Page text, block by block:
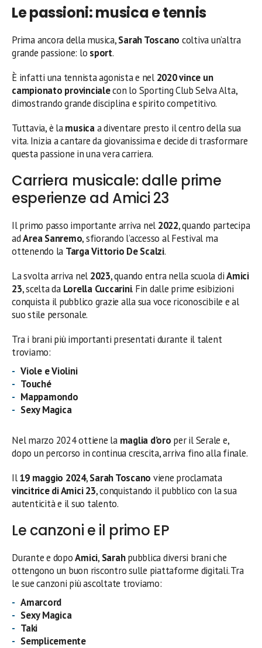
Le passioni: musica e tennis
Prima ancora della musica,Sarah Toscano coltiva un’altra
grande passione: lo sport.
È infatti una tennista agonista e nel 2020 vince un
campionato provincialecon lo Sporting Club Selva Alta,
dimostrando grande disciplina e spirito competitivo.
Tuttavia, è lamusicaa diventare presto il centro della sua
vita. Inizia a cantare da giovanissima e decide di trasformare
questa passione in una vera carriera.
Carriera musicale: dalle prime
esperienze ad Amici 23
Il primo passo importante arriva nel 2022, quando partecipa
adArea Sanremo, sfiorando l’accesso al Festival ma
ottenendo la Targa Vittorio De Scalzi.
La svolta arriva nel 2023, quando entra nella scuola diAmici
23, scelta da Lorella Cuccarini. Fin dalle prime esibizioni
conquista il pubblico grazie alla sua voce riconoscibile e al
suo stile personale.
Tra i brani più importanti presentati durante il talent
troviamo:
Viole e Violini
Touché
Mappamondo
Sexy Magica
Nel marzo 2024 ottiene la maglia d’oro per il Serale e,
dopo un percorso in continua crescita, arriva fino alla finale.
Il19 maggio 2024,Sarah Toscano viene proclamata
vincitrice di Amici 23, conquistando il pubblico con la sua
autenticità e il suo talento.
Le canzoni e il primo EP
Durante e dopoAmici, Sarahpubblica diversi brani che
ottengono un buon riscontro sulle piattaforme digitali. Tra
le sue canzoni più ascoltate troviamo:
Amarcord
Sexy Magica
Taki
Semplicemente